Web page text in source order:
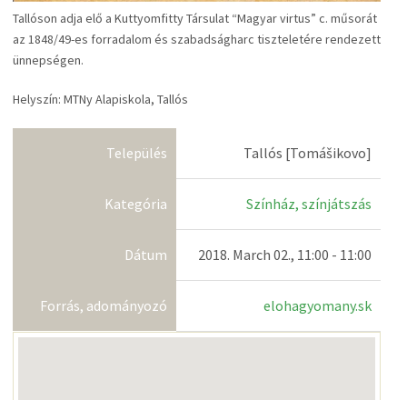
Tallóson adja elő a Kuttyomfitty Társulat “Magyar virtus” c. műsorát
az 1848/49-es forradalom és szabadságharc tiszteletére rendezett
ünnepségen.
Helyszín: MTNy Alapiskola, Tallós
Település Tallós [Tomášikovo]
Kategória Színház, színjátszás
Dátum 2018. March 02., 11:00 - 11:00
Forrás, adományozó elohagyomany.sk